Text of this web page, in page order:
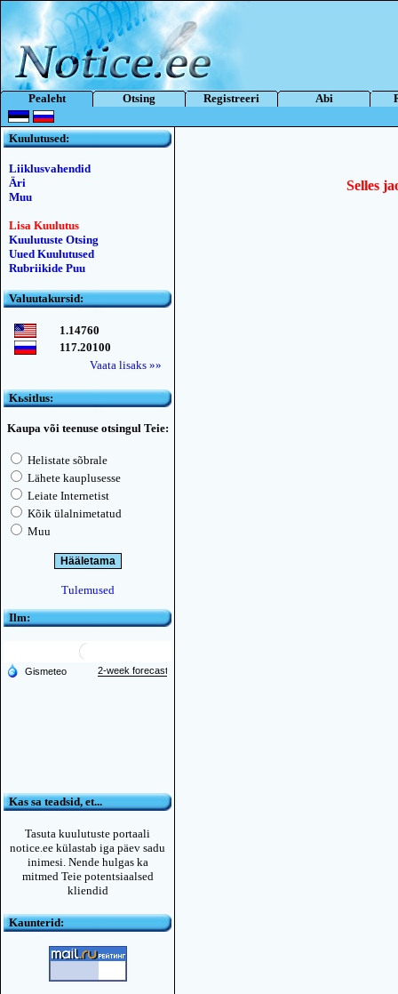
Pealeht Otsing Registreeri Abi
Kuulutused:
Liiklusvahendid
Äri
Muu
Lisa Kuulutus
Kuulutuste Otsing
Uued Kuulutused
Rubriikide Puu
Valuutakursid:
1.14760
117.20100
Vaata lisaks »»
Kьsitlus:
Kaupa või teenuse otsingul Teie:
Helistate sõbrale
Lähete kauplusesse
Leiate Internetist
Kõik ülalnimetatud
Muu
Tulemused
Ilm:
Kas sa teadsid, et...
Tasuta kuulutuste portaali
notice.ee külastab iga päev sadu
inimesi. Nende hulgas ka
mitmed Teie potentsiaalsed
kliendid
Kaunterid:
Selles